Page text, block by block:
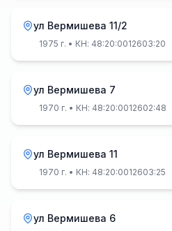
ул Вермишева 11/2
1975 г. • КН: 48:20:0012603:20
ул Вермишева 7
1970 г. • КН: 48:20:0012602:48
ул Вермишева 11
1970 г. • КН: 48:20:0012603:25
ул Вермишева 6